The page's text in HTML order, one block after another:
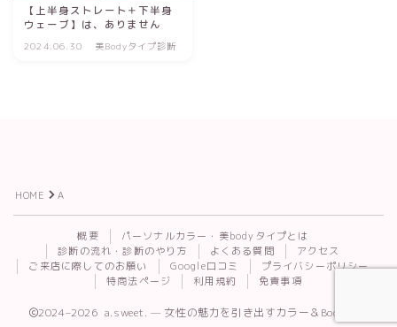
【上半身ストレート＋下半身
ウェーブ】は、ありません
2024.06.30 美Bodyタイプ診断
HOME A
概要
パーソナルカラー・美bodyタイプとは
診断の流れ・診断のやり方
よくある質問
アクセス
ご来店に際してのお願い
Google口コミ
プライバシーポリシー
特商法ページ
利用規約 免責事項
2024–2026 a.sweet. — 女性の魅力を引き出すカラー＆Body診断